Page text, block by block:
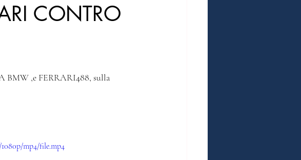
CONTRO
BMW ,e FERRARI488, sulla
1080p/mp4/file.mp4